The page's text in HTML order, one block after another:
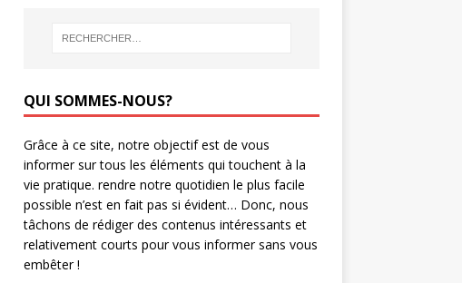
QUI SOMMES-NOUS?
Grâce à ce site, notre objectif est de vous
informer sur tous les éléments qui touchent à la
vie pratique. rendre notre quotidien le plus facile
possible n’est en fait pas si évident… Donc, nous
tâchons de rédiger des contenus intéressants et
relativement courts pour vous informer sans vous
embêter !